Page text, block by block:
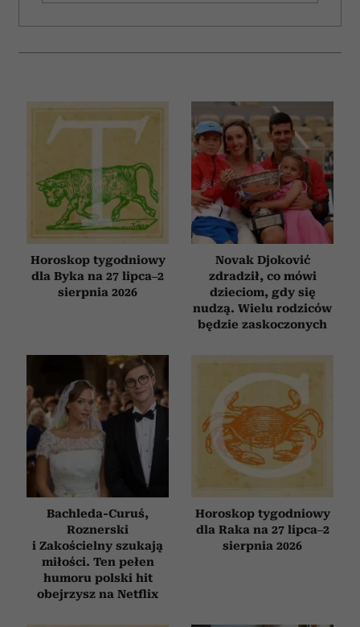
Horoskop tygodniowy
dla Byka na 27 lipca–2
sierpnia 2026
Novak Djoković
zdradził, co mówi
dzieciom, gdy się
nudzą. Wielu rodziców
będzie zaskoczonych
Bachleda-Curuś,
Roznerski
i Zakościelny szukają
miłości. Ten pełen
humoru polski hit
obejrzysz na Netflix
Horoskop tygodniowy
dla Raka na 27 lipca–2
sierpnia 2026